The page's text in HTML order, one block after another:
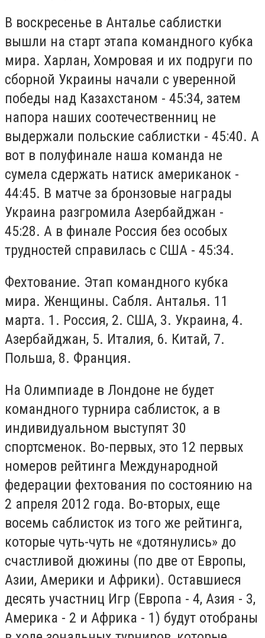
В воскресенье в Анталье саблистки
вышли на старт этапа командного кубка
мира. Харлан, Хомровая и их подруги по
сборной Украины начали с уверенной
победы над Казахстаном - 45:34, затем
напора наших соотечественниц не
выдержали польские саблистки - 45:40. А
вот в полуфинале наша команда не
сумела сдержать натиск американок -
44:45. В матче за бронзовые награды
Украина разгромила Азербайджан -
45:28. А в финале Россия без особых
трудностей справилась с США - 45:34.
Фехтование. Этап командного кубка
мира. Женщины. Сабля. Анталья. 11
марта. 1. Россия, 2. США, 3. Украина, 4.
Азербайджан, 5. Италия, 6. Китай, 7.
Польша, 8. Франция.
На Олимпиаде в Лондоне не будет
командного турнира саблисток, а в
индивидуальном выступят 30
спортсменок. Во-первых, это 12 первых
номеров рейтинга Международной
федерации фехтования по состоянию на
2 апреля 2012 года. Во-вторых, еще
восемь саблисток из того же рейтинга,
которые чуть-чуть не «дотянулись» до
счастливой дюжины (по две от Европы,
Азии, Америки и Африки). Оставшиеся
десять участниц Игр (Европа - 4, Азия - 3,
Америка - 2 и Африка - 1) будут отобраны